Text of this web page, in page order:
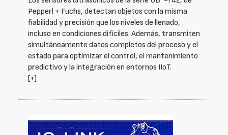
Pepperl + Fuchs, detectan objetos con la misma
fiabilidad y precisión que los niveles de llenado,
incluso en condiciones difíciles. Además, transmiten
simultáneamente datos completos del proceso y el
estado para optimizar el control, el mantenimiento
predictivo y la integración en entornos IIoT.
[+]